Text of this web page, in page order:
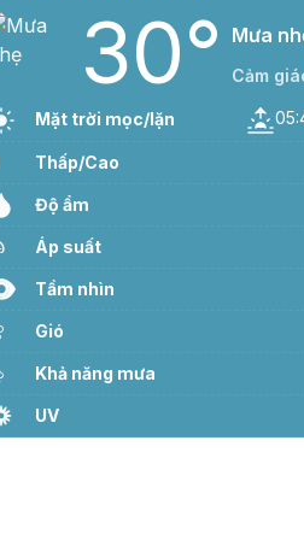
30° Mưa
Cảm
Mặt trời mọc/lặn
Thấp/Cao
Độ ẩm
Áp suất
Tầm nhìn
Gió
Khả năng mưa
UV